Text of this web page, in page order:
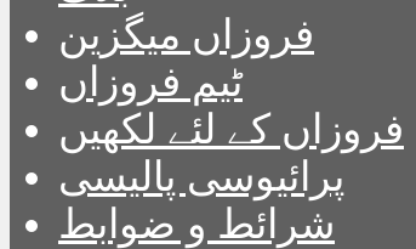
فروزاں میگزین
ٹیم فروزاں
فروزاں کے لئے لکھیں
پرائیوسی پالیسی
شرائط و ضوابط